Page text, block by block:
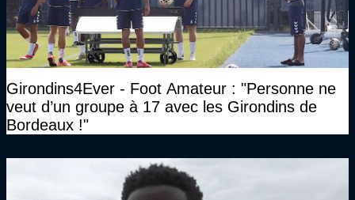
Girondins4Ever - Foot Amateur : "Personne ne
veut d’un groupe à 17 avec les Girondins de
Bordeaux !"